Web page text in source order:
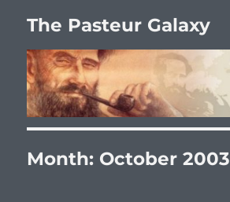
The Pasteur Galaxy
Month: October 2003